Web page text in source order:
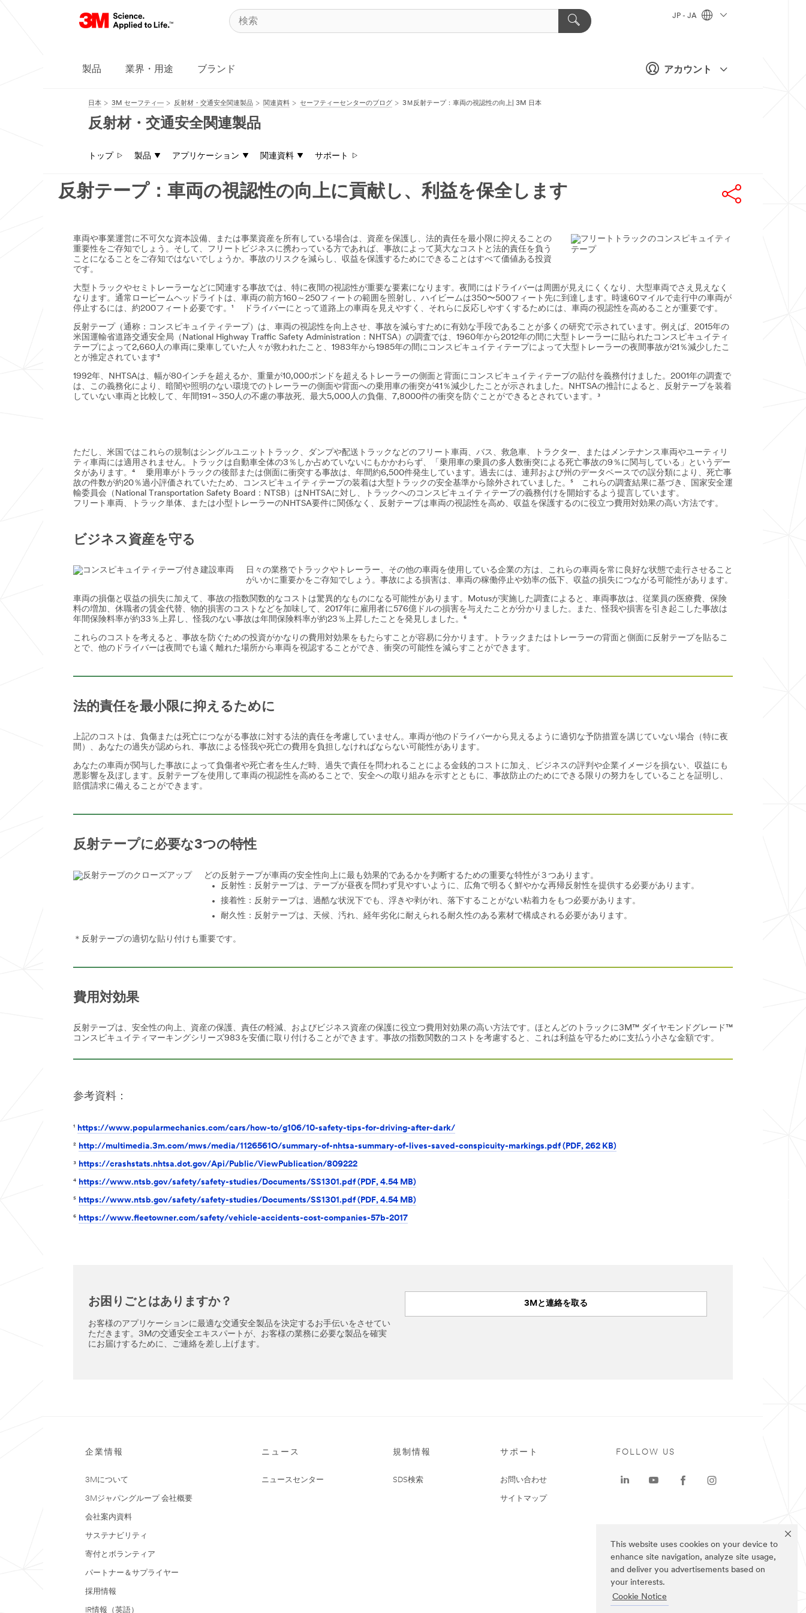
This website uses cookies on your device to
enhance site navigation, analyze site usage,
and deliver you advertisements based on
your interests.
Cookie Notice
アカウント
JP - JA
製品 業界・用途 ブランド
日本 3M セーフティ― 反射材・交通安全関連製品 関連資料 セーフティーセンターのブログ 3Ｍ反射テープ：車両の視認性の向上| 3M 日本
反射材・交通安全関連製品
トップ 製品 アプリケーション 関連資料 サポート
反射テープ：車両の視認性の向上に貢献し、利益を保全します
車両や事業運営に不可欠な資本設備、または事業資産を所有している場合は、資産を保護し、法的責任を最小限に抑えることの
重要性をご存知でしょう。そして、フリートビジネスに携わっている方であれば、事故によって莫大なコストと法的責任を負う
ことになることをご存知ではないでしょうか。事故のリスクを減らし、収益を保護するためにできることはすべて価値ある投資
です。
大型トラックやセミトレーラーなどに関連する事故では、特に夜間の視認性が重要な要素になります。夜間にはドライバーは周囲が見えにくくなり、大型車両でさえ見えなく
なります。通常ロービームヘッドライトは、車両の前方160～250フィートの範囲を照射し、ハイビームは350〜500フィート先に到達します。時速60マイルで走行中の車両が
停止するには、約200フィート必要です。¹ ドライバーにとって道路上の車両を見えやすく、それらに反応しやすくするためには、車両の視認性を高めることが重要です。
反射テープ（通称：コンスピキュイティテープ）は、車両の視認性を向上させ、事故を減らすために有効な手段であることが多くの研究で示されています。例えば、2015年の
米国運輸省道路交通安全局（National Highway Traffic Safety Administration：NHTSA）の調査では、1960年から2012年の間に大型トレーラーに貼られたコンスピキュイティ
テープによって2,660人の車両に乗車していた人々が救われたこと、1983年から1985年の間にコンスピキュイティテープによって大型トレーラーの夜間事故が21％減少したこ
とが推定されています²
1992年、NHTSAは、幅が80インチを超えるか、重量が10,000ポンドを超えるトレーラーの側面と背面にコンスピキュイティテープの貼付を義務付けました。2001年の調査で
は、この義務化により、暗闇や照明のない環境でのトレーラーの側面や背面への乗用車の衝突が41％減少したことが示されました。NHTSAの推計によると、反射テープを装着
していない車両と比較して、年間191～350人の不慮の事故死、最大5,000人の負傷、7,8000件の衝突を防ぐことができるとされています。³
ただし、米国ではこれらの規制はシングルユニットトラック、ダンプや配送トラックなどのフリート車両、バス、救急車、トラクター、またはメンテナンス車両やユーティリ
ティ車両には適用されません。トラックは自動車全体の3％しか占めていないにもかかわらず、「乗用車の乗員の多人数衝突による死亡事故の9％に関与している」というデー
タがあります。⁴ 乗用車がトラックの後部または側面に衝突する事故は、年間約6,500件発生しています。過去には、連邦および州のデータベースでの誤分類により、死亡事
故の件数が約20％過小評価されていたため、コンスピキュイティテープの装着は大型トラックの安全基準から除外されていました。⁵ これらの調査結果に基づき、国家安全運
輸委員会（National Transportation Safety Board：NTSB）はNHTSAに対し、トラックへのコンスピキュイティテープの義務付けを開始するよう提言しています。
フリート車両、トラック単体、または小型トレーラーのNHTSA要件に関係なく、反射テープは車両の視認性を高め、収益を保護するのに役立つ費用対効果の高い方法です。
ビジネス資産を守る
日々の業務でトラックやトレーラー、その他の車両を使用している企業の方は、これらの車両を常に良好な状態で走行させること
がいかに重要かをご存知でしょう。事故による損害は、車両の稼働停止や効率の低下、収益の損失につながる可能性があります。
車両の損傷と収益の損失に加えて、事故の指数関数的なコストは驚異的なものになる可能性があります。Motusが実施した調査によると、車両事故は、従業員の医療費、保険
料の増加、休職者の賃金代替、物的損害のコストなどを加味して、2017年に雇用者に576億ドルの損害を与えたことが分かりました。また、怪我や損害を引き起こした事故は
年間保険料率が約33％上昇し、怪我のない事故は年間保険料率が約23％上昇したことを発見しました。⁶
これらのコストを考えると、事故を防ぐための投資がかなりの費用対効果をもたらすことが容易に分かります。トラックまたはトレーラーの背面と側面に反射テープを貼るこ
とで、他のドライバーは夜間でも遠く離れた場所から車両を視認することができ、衝突の可能性を減らすことができます。
法的責任を最小限に抑えるために
上記のコストは、負傷または死亡につながる事故に対する法的責任を考慮していません。車両が他のドライバーから見えるように適切な予防措置を講じていない場合（特に夜
間）、あなたの過失が認められ、事故による怪我や死亡の費用を負担しなければならない可能性があります。
あなたの車両が関与した事故によって負傷者や死亡者を生んだ時、過失で責任を問われることによる金銭的コストに加え、ビジネスの評判や企業イメージを損ない、収益にも
悪影響を及ぼします。反射テープを使用して車両の視認性を高めることで、安全への取り組みを示すとともに、事故防止のためにできる限りの努力をしていることを証明し、
賠償請求に備えることができます。
反射テープに必要な3つの特性
どの反射テープが車両の安全性向上に最も効果的であるかを判断するための重要な特性が３つあります。
反射性：反射テープは、テープが昼夜を問わず見やすいように、広角で明るく鮮やかな再帰反射性を提供する必要があります。
接着性：反射テープは、過酷な状況下でも、浮きや剥がれ、落下することがない粘着力をもつ必要があります。
耐久性：反射テープは、天候、汚れ、経年劣化に耐えられる耐久性のある素材で構成される必要があります。
＊反射テープの適切な貼り付けも重要です。
費用対効果
反射テープは、安全性の向上、資産の保護、責任の軽減、およびビジネス資産の保護に役立つ費用対効果の高い方法です。ほとんどのトラックに3M™ ダイヤモンドグレード™
コンスピキュイティマーキングシリーズ983を安価に取り付けることができます。事故の指数関数的コストを考慮すると、これは利益を守るために支払う小さな金額です。
参考資料：
¹ https://www.popularmechanics.com/cars/how-to/g106/10-safety-tips-for-driving-after-dark/
² http://multimedia.3m.com/mws/media/1126561O/summary-of-nhtsa-summary-of-lives-saved-conspicuity-markings.pdf (PDF, 262 KB)
³ https://crashstats.nhtsa.dot.gov/Api/Public/ViewPublication/809222
⁴ https://www.ntsb.gov/safety/safety-studies/Documents/SS1301.pdf (PDF, 4.54 MB)
⁵ https://www.ntsb.gov/safety/safety-studies/Documents/SS1301.pdf (PDF, 4.54 MB)
⁶ https://www.fleetowner.com/safety/vehicle-accidents-cost-companies-57b-2017
お困りごとはありますか？
お客様のアプリケーションに最適な交通安全製品を決定するお手伝いをさせてい
ただきます。3Mの交通安全エキスパートが、お客様の業務に必要な製品を確実
にお届けするために、ご連絡を差し上げます。
3Mと連絡を取る
企業情報
3Mについて
3Mジャパングループ 会社概要
会社案内資料
サステナビリティ
寄付とボランティア
パートナー＆サプライヤー
採用情報
IR情報（英語）
ニュース
ニュースセンター
規制情報
SDS検索
サポート
お問い合わせ
サイトマップ
FOLLOW US